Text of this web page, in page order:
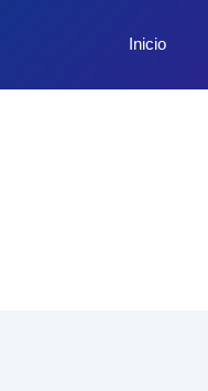
Inicio